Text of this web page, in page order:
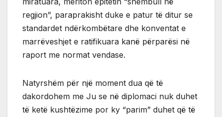
regjion”, paraprakisht duke e patur të ditur se
standardet ndërkombëtare dhe konventat e
marrëveshjet e ratifikuara kanë përparësi në
raport me normat vendase.
Natyrshëm për një moment dua që të
dakordohem me Ju se në diplomaci nuk duhet
të ketë kushtëzime por ky “parim” duhet që të